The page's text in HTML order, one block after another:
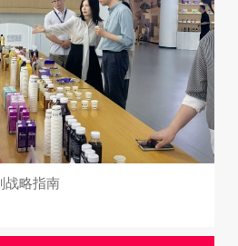
战略指南